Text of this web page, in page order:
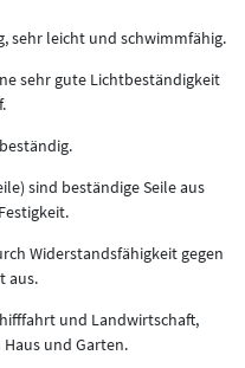
sehr leicht und schwimmfähig.
sehr gute Lichtbeständigkeit
sind beständige Seile aus
Widerstandsfähigkeit gegen
aus.
und Landwirtschaft,
und Garten.